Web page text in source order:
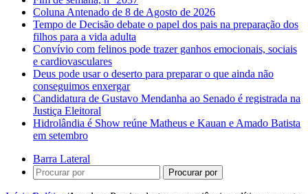
Coluna Antenado de 8 de Agosto de 2026
Tempo de Decisão debate o papel dos pais na preparação dos
filhos para a vida adulta
Convívio com felinos pode trazer ganhos emocionais, sociais
e cardiovasculares
Deus pode usar o deserto para preparar o que ainda não
conseguimos enxergar
Candidatura de Gustavo Mendanha ao Senado é registrada na
Justiça Eleitoral
Hidrolândia é Show reúne Matheus e Kauan e Amado Batista
em setembro
Barra Lateral
Procurar por